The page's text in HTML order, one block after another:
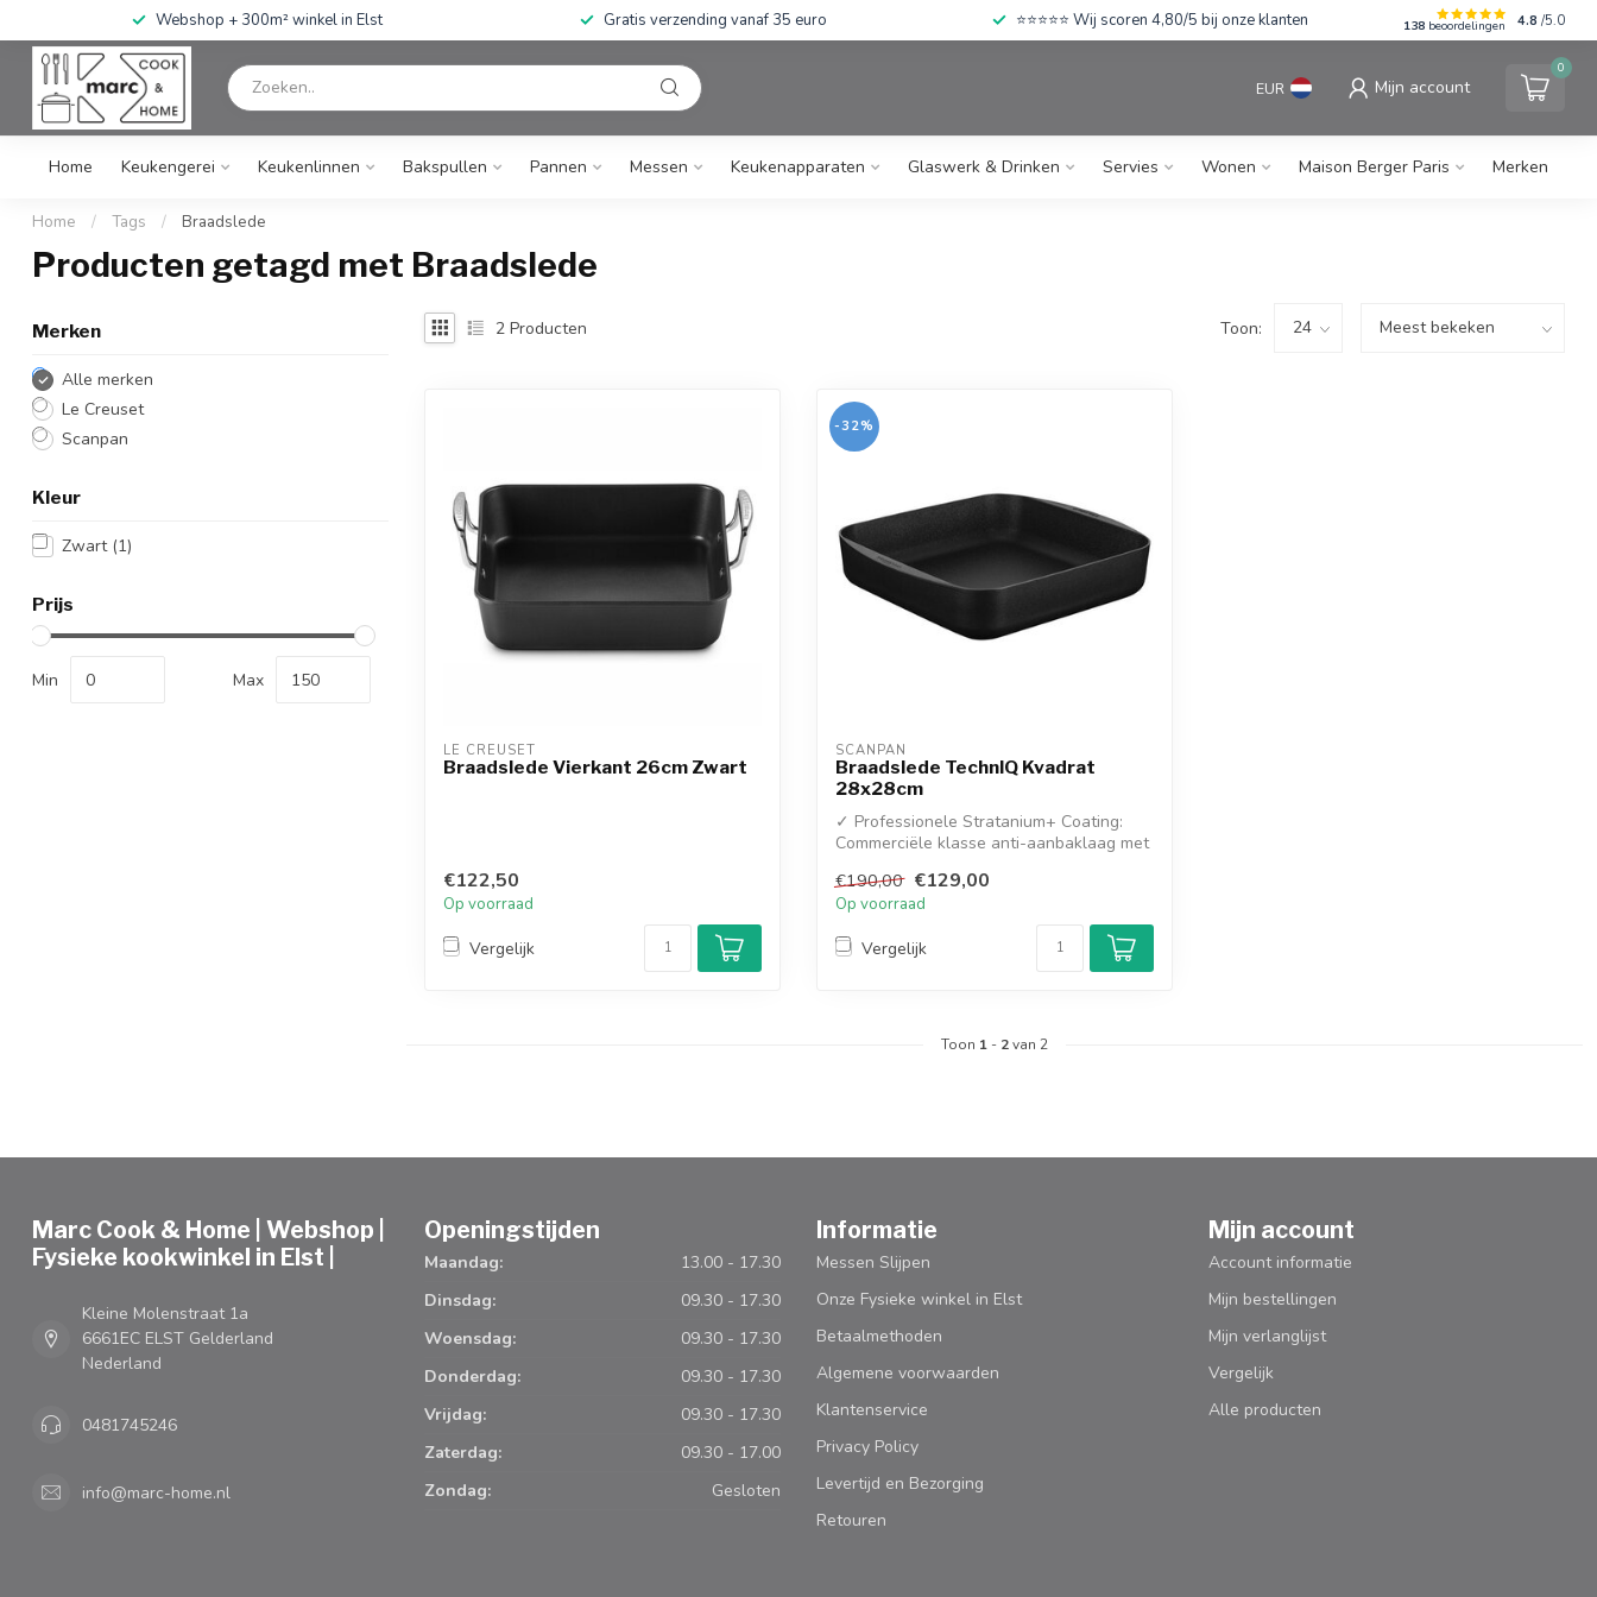
Webshop + 300m² winkel in Elst Gratis verzending vanaf 35 euro ⭐⭐⭐⭐⭐ Wij scoren 4,80/5 bij onze klanten 138 beoordelingen 4.8 /5.0
EUR Mijn account
0
Home Keukengerei Keukenlinnen Bakspullen Pannen Messen Keukenapparaten Glaswerk & Drinken Servies Wonen Maison Berger Paris Merken
Home / Tags / Braadslede
Producten getagd met Braadslede
Merken
Alle merken
Le Creuset
Scanpan
Kleur
Zwart (1)
Prijs
Min Max
2 Producten Toon:
LE CREUSET
Braadslede Vierkant 26cm Zwart
€122,50
Op voorraad
Vergelijk
-32%
SCANPAN
Braadslede TechnIQ Kvadrat
28x28cm
✓ Professionele Stratanium+ Coating:
Commerciële klasse anti-aanbaklaag met
€190,00 €129,00
Op voorraad
Vergelijk
Toon 1 - 2van 2
Marc Cook & Home | Webshop |
Fysieke kookwinkel in Elst |
Kleine Molenstraat 1a
6661EC ELST Gelderland
Nederland
0481745246
info@marc-home.nl
Openingstijden
Maandag:
13.00 - 17.30
Dinsdag:
09.30 - 17.30
Woensdag:
09.30 - 17.30
Donderdag:
09.30 - 17.30
Vrijdag:
09.30 - 17.30
Zaterdag:
09.30 - 17.00
Zondag:
Gesloten
Informatie
Messen Slijpen
Onze Fysieke winkel in Elst
Betaalmethoden
Algemene voorwaarden
Klantenservice
Privacy Policy
Levertijd en Bezorging
Retouren
Mijn account
Account informatie
Mijn bestellingen
Mijn verlanglijst
Vergelijk
Alle producten